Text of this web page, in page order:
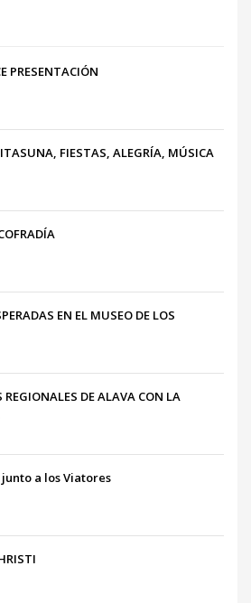
PRESENTACIÓN
FIESTAS, ALEGRÍA, MÚSICA
EN EL MUSEO DE LOS
REGIONALES DE ALAVA CON LA
a los Viatores